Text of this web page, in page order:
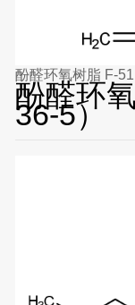
酚醛环氧树脂 F-51
酚醛环
36-5）